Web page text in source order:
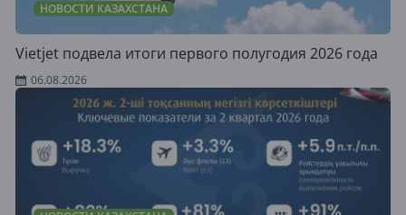
НОВОСТИ КАЗАХСТАНА
Vietjet подвела итоги первого полугодия 2026 года
06.08.2026